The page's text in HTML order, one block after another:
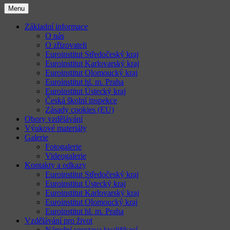
Menu
Základní informace
O nás
O zřizovateli
Euroinstitut Středočeský kraj
Euroinstitut Karlovarský kraj
Euroinstitut Olomoucký kraj
Euroinstitut hl. m. Praha
Euroinstitut Ústecký kraj
Česká školní inspekce
Zásady cookies (EU)
Obory vzdělávání
Výukové materiály
Galerie
Fotogalerie
Videogalerie
Kontakty a odkazy
Euroinstitut Středočeský kraj
Euroinstitut Ústecký kraj
Euroinstitut Karlovarský kraj
Euroinstitut Olomoucký kraj
Euroinstitut hl. m. Praha
Vzdělávání pro život